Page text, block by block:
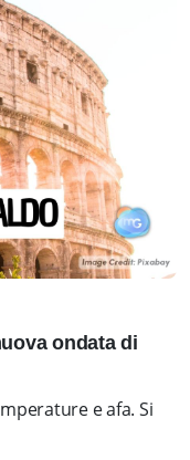
ondata di
e afa. Si